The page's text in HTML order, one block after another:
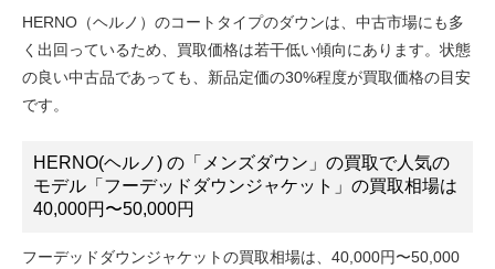
HERNO（ヘルノ）のコートタイプのダウンは、中古市場にも多
く出回っているため、買取価格は若干低い傾向にあります。状態
の良い中古品であっても、新品定価の30%程度が買取価格の目安
です。
HERNO(ヘルノ) の「メンズダウン」の買取で人気の
モデル「フーデッドダウンジャケット」の買取相場は
40,000円〜50,000円
フーデッドダウンジャケットの買取相場は、40,000円〜50,000